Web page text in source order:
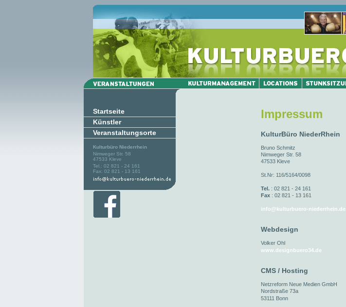
Startseite
Künstler
Veranstaltungsorte
Kulturbüro Niederrhein
Nimweger Str. 58
47533 Kleve
Tel.: 02 821 - 24 161
Fax: 02 821 - 13 161
Impressum
KulturBüro NiederRhein
Bruno Schmitz
Nimweger Str. 58
47533 Kleve
St.Nr: 116/5164/0098
Tel. : 02 821 - 24 161
Fax : 02 821 - 13 161
info@kulturbuero-niederrhein.de
Webdesign
Volker Ohl
www.designbuero34.de
CMS / Hosting
Netzreform Neue Medien GmbH
Nordstraße 73a
53111 Bonn